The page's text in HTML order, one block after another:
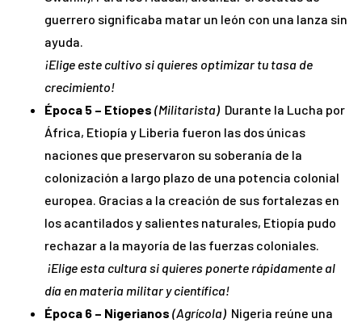
guerrero significaba matar un león con una lanza sin
ayuda.
¡Elige este cultivo si quieres optimizar tu tasa de
crecimiento!
Época 5 – Etíopes (Militarista) Durante la Lucha por
África, Etiopía y Liberia fueron las dos únicas
naciones que preservaron su soberanía de la
colonización a largo plazo de una potencia colonial
europea. Gracias a la creación de sus fortalezas en
los acantilados y salientes naturales, Etiopía pudo
rechazar a la mayoría de las fuerzas coloniales.
¡Elige esta cultura si quieres ponerte rápidamente al
día en materia militar y científica!
Época 6 – Nigerianos (Agrícola) Nigeria reúne una